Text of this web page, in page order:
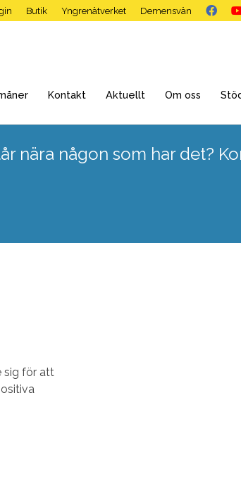
Butik Yngrenätverket Demensvän
Kontakt Aktuellt Om oss
nära någon som har det?
sig för att